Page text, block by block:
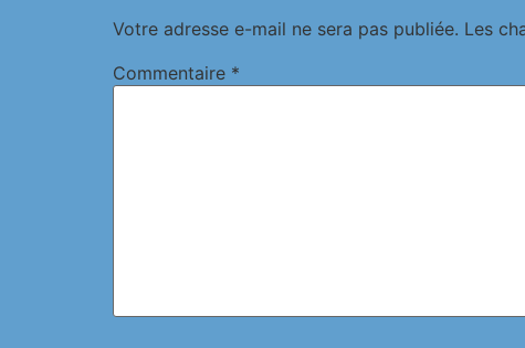
Votre adresse e-mail ne sera pas publiée. Les
Commentaire *